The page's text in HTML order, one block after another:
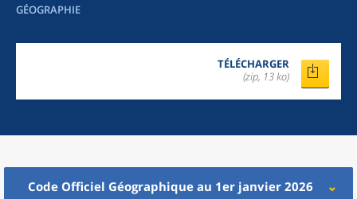
GÉOGRAPHIE
TÉLÉCHARGER
(zip, 13 ko)
Code Officiel Géographique au 1er janvier 2026